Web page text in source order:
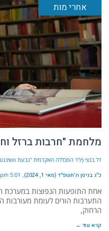
אחרי מות
מלחמת "חרבות ברזל
דל בנצי (יו"ר המכללה האקדמית "גבעת
כ״ג בניסן ה׳תשפ״ד (מאי 1, 2024) 5:01 pm
אחת התופעות הנפוצות במערכת
התערבות הורים לעומת מעורבות
הרחוק,
קרא עוד ←